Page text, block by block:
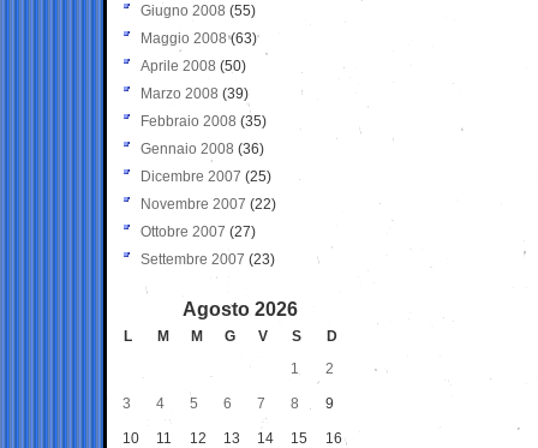
Giugno 2008 (55)
Maggio 2008(63)
Aprile 2008 (50)
Marzo 2008 (39)
Febbraio 2008 (35)
Gennaio 2008 (36)
Dicembre 2007 (25)
Novembre 2007 (22)
Ottobre 2007 (27)
Settembre 2007 (23)
Agosto 2026
L M M G V S
D
1
2
3 4 5 6 7 8 9
10 11 12 13 14 15 16